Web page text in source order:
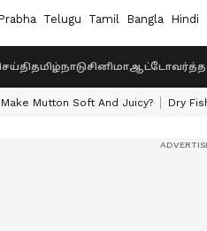
Telugu Tamil Bangla Hindi
தமிழ்நாடுசினிமாஆட்டோ
Mutton Soft And Juicy? Dry